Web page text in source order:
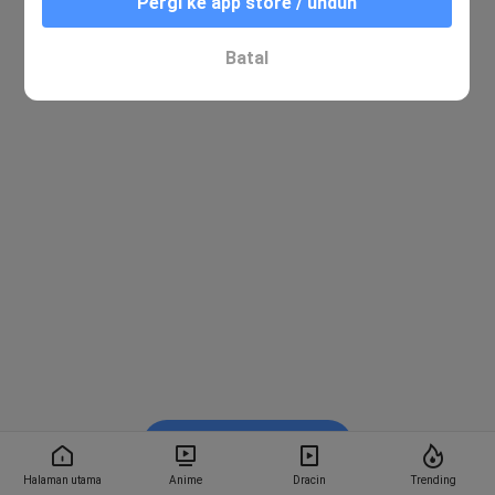
Halaman utama Anime Dracin Trending
Batal
Nonton di Bstation